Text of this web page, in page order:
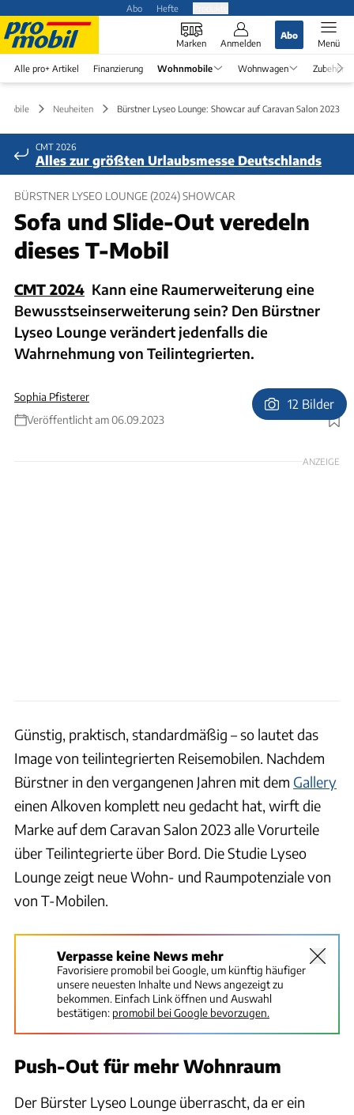
Abo Hefte
Marken Anmelden
Abo
Menü
Alle pro+ Artikel Finanzierung Wohnmobile Wohnwagen Zubehör
Neuheiten Bürstner Lyseo Lounge: Showcar auf Caravan Salon 2023
CMT 2026
Alles zur größten Urlaubsmesse Deutschlands
BÜRSTNER LYSEO LOUNGE (2024) SHOWCAR
Sofa und Slide-Out veredeln
dieses T-Mobil
CMT 2024 Kann eine Raumerweiterung eine
Bewusstseinserweiterung sein? Den Bürstner
Lyseo Lounge verändert jedenfalls die
Wahrnehmung von Teilintegrierten.
Sophia Pfisterer
Veröffentlicht am 06.09.2023
Foto: Bernd Thissen
12 Bilder
ANZEIGE
Günstig, praktisch, standardmäßig – so lautet das
Image von teilintegrierten Reisemobilen. Nachdem
Bürstner in den vergangenen Jahren mit dem Gallery
einen Alkoven komplett neu gedacht hat, wirft die
Marke auf dem Caravan Salon 2023 alle Vorurteile
über Teilintegrierte über Bord. Die Studie Lyseo
Lounge zeigt neue Wohn- und Raumpotenziale von
von T-Mobilen.
Verpasse keine News mehr
Favorisiere promobil bei Google, um künftig häufiger
unsere neuesten Inhalte und News angezeigt zu
bekommen. Einfach Link öffnen und Auswahl
bestätigen: promobil bei Google bevorzugen.
Push-Out für mehr Wohnraum
Der Bürster Lyseo Lounge überrascht, da er ein